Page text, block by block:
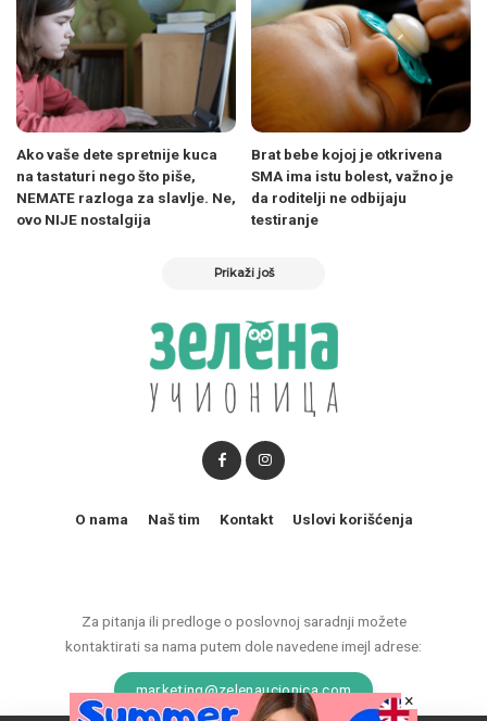
Ako vaše dete spretnije kuca
na tastaturi nego što piše,
NEMATE razloga za slavlje. Ne,
ovo NIJE nostalgija
Brat bebe kojoj je otkrivena
SMA ima istu bolest, važno je
da roditelji ne odbijaju
testiranje
Prikaži još
Za pitanja ili predloge o poslovnoj saradnji možete
kontaktirati sa nama putem dole navedene imejl adrese:
marketing@zelenaucionica.com
O nama Naš tim Kontakt Uslovi korišćenja
×